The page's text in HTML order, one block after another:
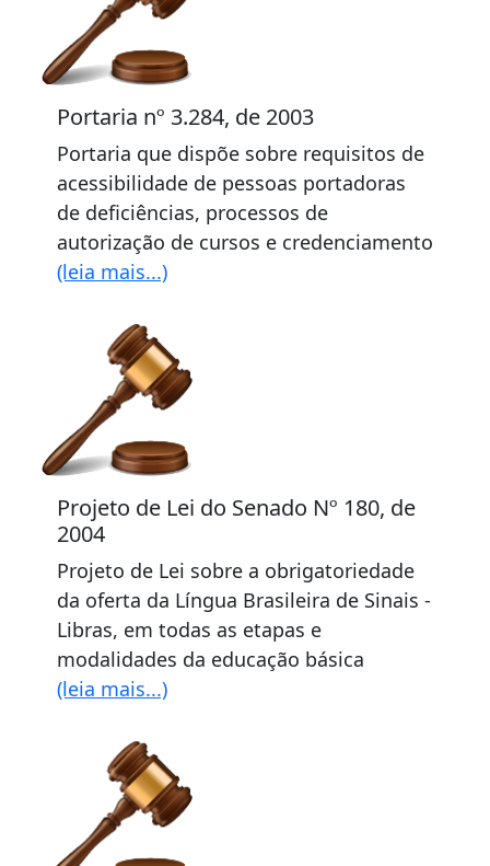
Portaria nº 3.284, de 2003
Portaria que dispõe sobre requisitos de
acessibilidade de pessoas portadoras
de deficiências, processos de
autorização de cursos e credenciamento
(leia mais...)
Projeto de Lei do Senado Nº 180, de
2004
Projeto de Lei sobre a obrigatoriedade
da oferta da Língua Brasileira de Sinais -
Libras, em todas as etapas e
modalidades da educação básica
(leia mais...)